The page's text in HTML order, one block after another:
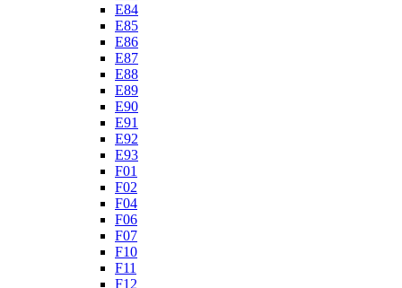
E84
E85
E86
E87
E88
E89
E90
E91
E92
E93
F01
F02
F04
F06
F07
F10
F11
F12